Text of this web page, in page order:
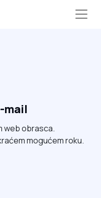
mail
web obrasca.
mogućem roku.